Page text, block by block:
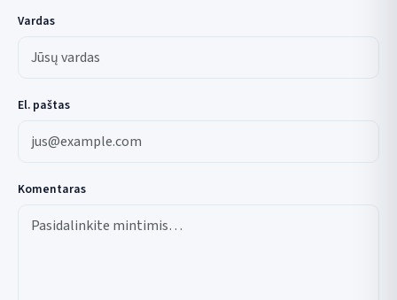
Vardas
El. paštas
Komentaras